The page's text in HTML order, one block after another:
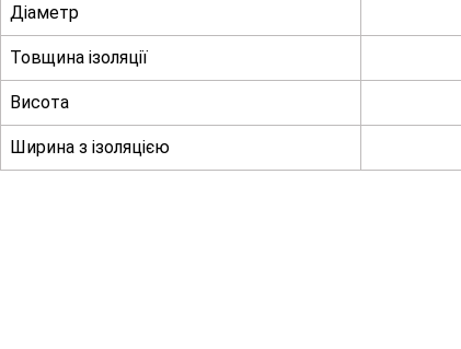
Діаметр
Товщина ізоляції
Висота
Ширина з ізоляцією